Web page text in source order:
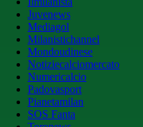
Juvenews
Mediagol
Milanistichannel
Mondoudinese
Notiziecalciomercato
Numericalcio
Padovasport
Pianetamilan
SOS Fanta